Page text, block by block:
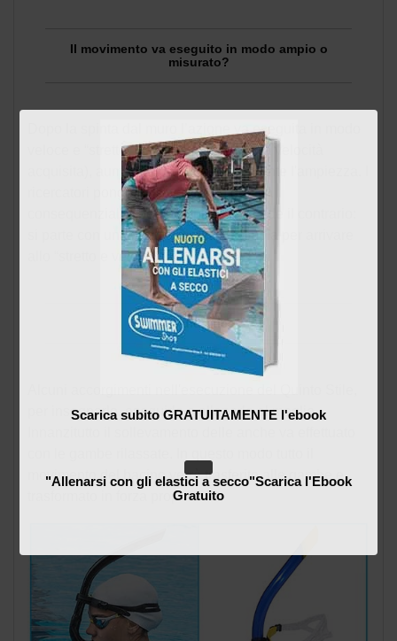
Il movimento va eseguito in modo ampio o
misurato?
Dopo la spinta dal muro l’azione va eseguita in modo
veloce e “stretto” (per non ostacolare la velocità
acquisita), aumentando successivamente l'ampiezza. I
ricercatori pongono l'accento su questa
consequenzialità perché di solito accade il contrario:
si parte con una battuta di gambe ampia per arrivare
allo “stretto e veloce”.
La didattica
per insegnarlo, eseguirlo e allenarlo al meglio.
movimento del bacino verrà trasferito alle gambe e
trasformato in forza propulsiva.
Scarica subito GRATUITAMENTE l'ebook
"Allenarsi con gli elastici a secco"Scarica l'Ebook
Gratuito
Non mostrare più questo messaggio